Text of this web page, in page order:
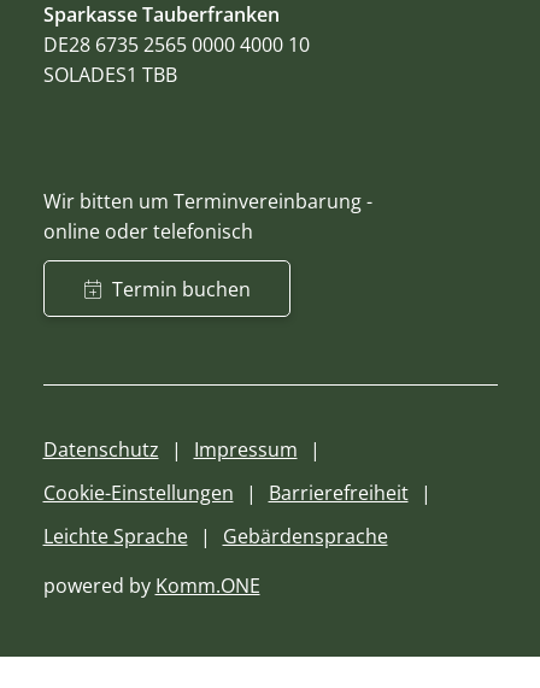
Sparkasse Tauberfranken
DE28 6735 2565 0000 4000 10
SOLADES1 TBB
Wir bitten um Terminvereinbarung -
online oder telefonisch
Termin buchen
Datenschutz
Impressum
Cookie-Einstellungen
Barrierefreiheit
Leichte Sprache
Gebärdensprache
powered by Komm.ONE